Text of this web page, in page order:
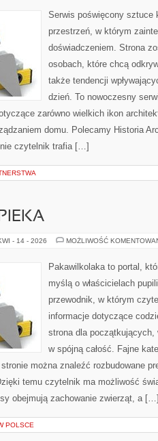
Serwis poświęcony sztuce
przestrzeń, w którym
doświadczeniem. Strona
osobach, które chcą
także tendencji
dzień. To nowoczesny
zarówno wielkich ikon
domu. Polecamy Historia
czytelnik trafia […]
- 14 - 2026 MOŻLIWOŚĆ
Pakawilkolaka to portal,
myślą o właścicielach
przewodnik, w którym
informacje dotyczące
strona dla początkujących,
w spójną całość. Fajne
można znaleźć rozbudowane
temu czytelnik ma możliwość
obejmują zachowanie zwierząt, a
POLSCE